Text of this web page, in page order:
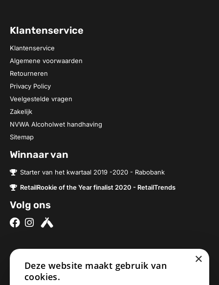
Klantenservice
Klantenservice
Algemene voorwaarden
Retourneren
Privacy Policy
Veelgestelde vragen
Zakelijk
NVWA Alcoholwet handhaving
Sitemap
Winnaar van
Starter van het kwartaal 2019 -2020 - Rabobank
RetailRookie of the Year finalist 2020 - RetailTrends
Volg ons
Over ons
Brouwerijen
×
Deze website maakt gebruik van
cookies.